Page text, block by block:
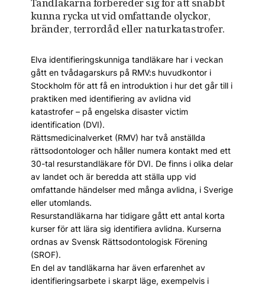
Tandläkarna förbereder sig för att snabbt
kunna rycka ut vid omfattande olyckor,
bränder, terrordåd eller naturkatastrofer.
Elva identifieringskunniga tandläkare har i veckan
gått en tvådagarskurs på RMV:s huvudkontor i
Stockholm för att få en introduktion i hur det går till i
praktiken med identifiering av avlidna vid
katastrofer – på engelska disaster victim
identification (DVI).
Rättsmedicinalverket (RMV) har två anställda
rättsodontologer och håller numera kontakt med ett
30-tal resurstandläkare för DVI. De finns i olika delar
av landet och är beredda att ställa upp vid
omfattande händelser med många avlidna, i Sverige
eller utomlands.
Resurstandläkarna har tidigare gått ett antal korta
kurser för att lära sig identifiera avlidna. Kurserna
ordnas av Svensk Rättsodontologisk Förening
(SROF).
En del av tandläkarna har även erfarenhet av
identifieringsarbete i skarpt läge, exempelvis i